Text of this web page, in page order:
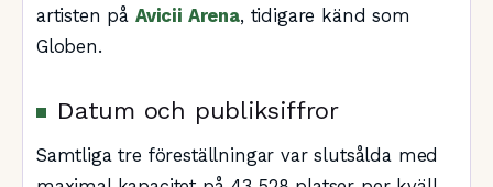
artisten på Avicii Arena, tidigare känd som
Globen.
Datum och publiksiffror
Samtliga tre föreställningar var slutsålda med